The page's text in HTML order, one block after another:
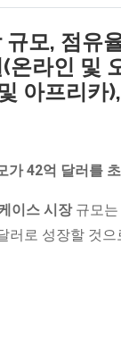
모, 점유
라인 및
아프리
가 42억 달러를
이스 시장규모는
러로 성장할 것으